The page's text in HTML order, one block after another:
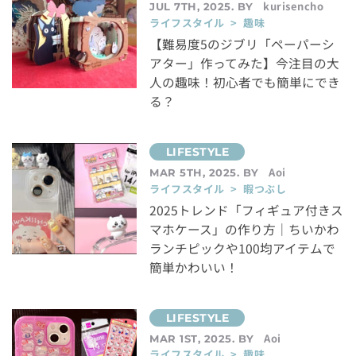
JUL 7TH, 2025. BY
kurisencho
ライフスタイル > 趣味
【難易度5のジブリ「ペーパーシ
アター」作ってみた】今注目の大
人の趣味！初心者でも簡単にでき
る？
MAR 5TH, 2025. BY
Aoi
ライフスタイル > 暇つぶし
2025トレンド「フィギュア付きス
マホケース」の作り方｜ちいかわ
ランチピックや100均アイテムで
簡単かわいい！
MAR 1ST, 2025. BY
Aoi